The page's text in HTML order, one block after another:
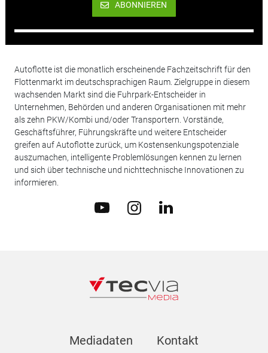
ABONNIEREN
Autoflotte ist die monatlich erscheinende Fachzeitschrift für den
Flottenmarkt im deutschsprachigen Raum. Zielgruppe in diesem
wachsenden Markt sind die Fuhrpark-Entscheider in
Unternehmen, Behörden und anderen Organisationen mit mehr
als zehn PKW/Kombi und/oder Transportern. Vorstände,
Geschäftsführer, Führungskräfte und weitere Entscheider
greifen auf Autoflotte zurück, um Kostensenkungspotenziale
auszumachen, intelligente Problemlösungen kennen zu lernen
und sich über technische und nichttechnische Innovationen zu
informieren.
Mediadaten Kontakt